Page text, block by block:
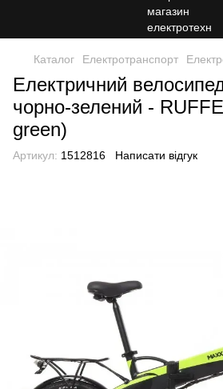
Каталог Електротранспорт
Електричний
чорно-зелений -
green)
Артикул: 1512816 Написати відгук